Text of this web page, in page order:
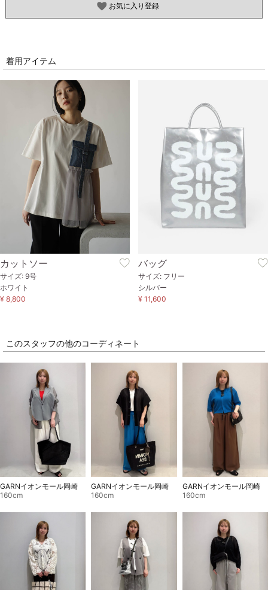
お気に入り登録
着用アイテム
カットソー
サイズ: 9号
ホワイト
¥ 8,800
バッグ
サイズ: フリー
シルバー
¥ 11,600
このスタッフの他のコーディネート
GARNイオンモール岡崎
160cm
GARNイオンモール岡崎
160cm
GARNイオンモール岡崎
160cm